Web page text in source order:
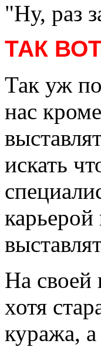
"Ну, раз
ТАК
Так уж
нас
искать
На своей
хотя
куража,